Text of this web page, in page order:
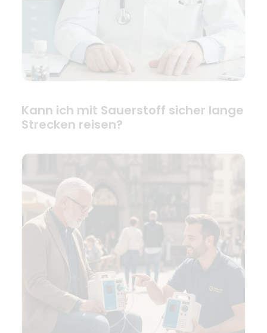
Kann ich mit Sauerstoff sicher lange
Strecken reisen?